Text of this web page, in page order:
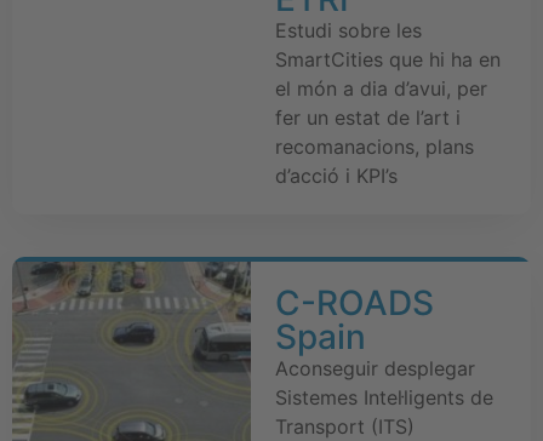
Estudi sobre les
SmartCities que hi ha en
el món a dia d’avui, per
fer un estat de l’art i
recomanacions, plans
d’acció i KPI’s
C-ROADS
Spain
Aconseguir desplegar
Sistemes Intel·ligents de
Transport (ITS)